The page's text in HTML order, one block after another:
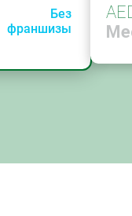
Без
франшизы